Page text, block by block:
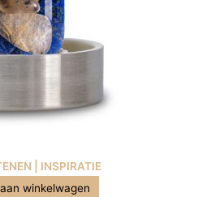
| INSPIRATIE
winkelwagen